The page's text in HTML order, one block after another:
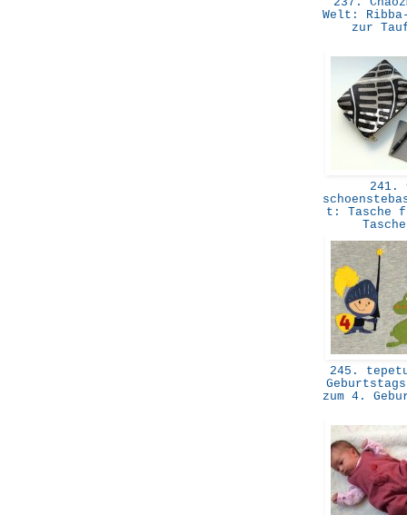
Welt: Ribba-
zur
241.
t: Tasche
245.
zum 4.